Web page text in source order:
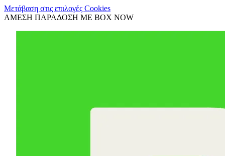
Μετάβαση στις επιλογές Cookies
ΑΜΕΣΗ ΠΑΡΑΔΟΣΗ ΜΕ BOX NOW